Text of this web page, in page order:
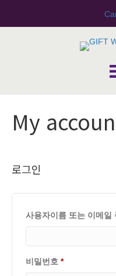
My
로그인
사용자이름 또는 이메일
비밀번호 *필